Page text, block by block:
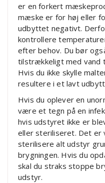
er en forkert
mæske er for høj eller
udbyttet negativt.
kontrollere
efter behov. Du bør
tilstrækkeligt med vand
Hvis du ikke skylle
resultere i et lavt
Hvis du oplever en
være et tegn på en
hvis udstyret ikke er
eller steriliseret. Det er
sterilisere alt udstyr
brygningen. Hvis du
skal du straks stoppe
udstyr.